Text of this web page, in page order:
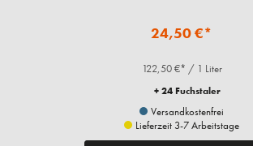
24,50 €*
122,50 €* / 1 Liter
+ 24 Fuchstaler
Versandkostenfrei
Lieferzeit 3-7 Arbeitstage